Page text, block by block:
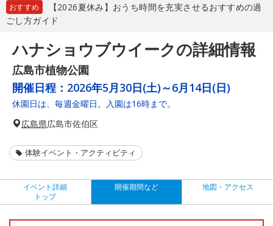
おすすめ
【2026夏休み】おうち時間を充実させるおすすめの過
ごし方ガイド
ハナショウブウイークの詳細情報
広島市植物公園
開催日程： 2026年5月30日(土)～6月14日(日)
休園日は、毎週金曜日。入園は16時まで。
広島県広島市佐伯区
体験イベント・アクティビティ
イベント詳細
トップ
開催期間など 地図・アクセス